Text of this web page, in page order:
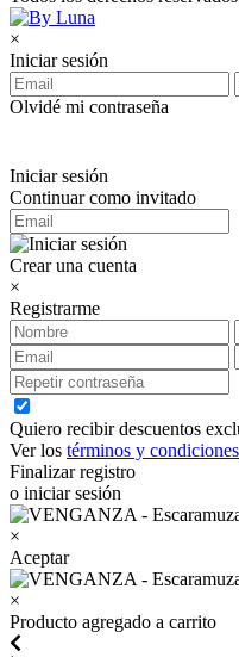
×
Iniciar sesión
Olvidé mi contraseña
Iniciar sesión
Continuar como invitado
Crear una cuenta
×
Registrarme
Quiero recibir descuentos
Ver los términos y condiciones
Finalizar registro
o iniciar sesión
×
Aceptar
×
Producto agregado a carrito